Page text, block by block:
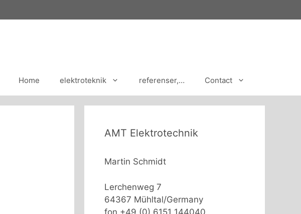
Home elektroteknik referenser,… Contact
AMT Elektrotechnik
Martin Schmidt
Lerchenweg 7
64367 Mühltal/Germany
fon +49 (0) 6151 144040